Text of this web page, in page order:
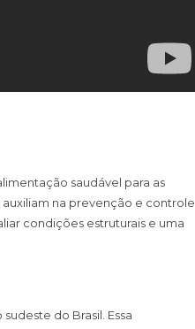
saudável para as
na prevenção e controle
condições estruturais e uma
do Brasil. Essa